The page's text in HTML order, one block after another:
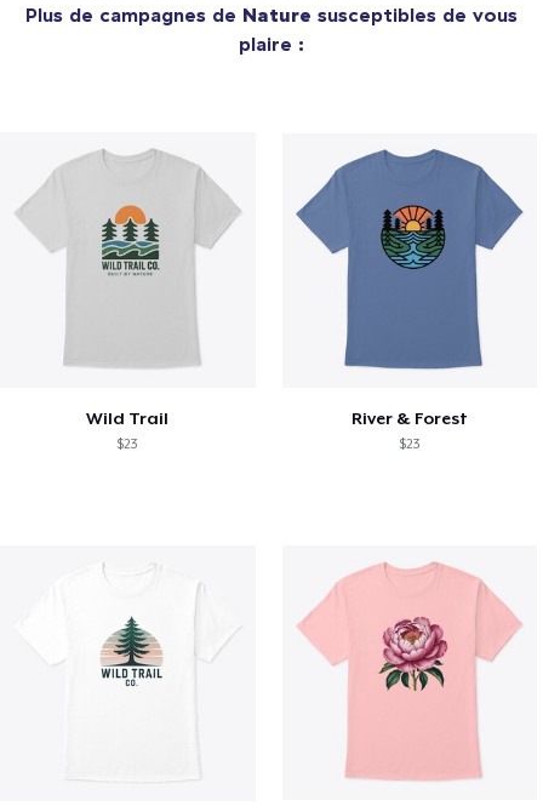
Plus de campagnes de Nature susceptibles de vous
plaire :
Wild Trail
$23
River & Forest
$23